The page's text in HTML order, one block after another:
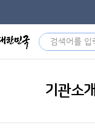
기관소개